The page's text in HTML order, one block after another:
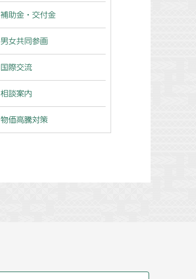
補助金・交付金
男女共同参画
国際交流
相談案内
物価高騰対策